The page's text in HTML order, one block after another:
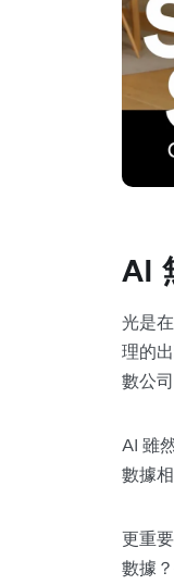
AI
光是
理的
數公
AI 雖
數據
更重
數據